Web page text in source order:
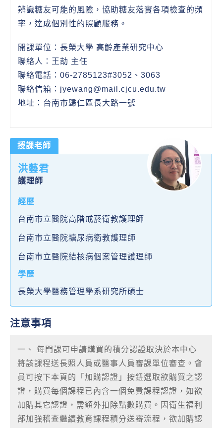
辨識糖友可能的風險，協助糖友落實各項檢查的頻
率，達成個別性的照顧服務。
開課單位：長榮大學 高齡產業研究中心
聯絡人：王劼 主任
聯絡電話：06-2785123#3052、3063
聯絡信箱：jyewang@mail.cjcu.edu.tw
地址：台南市歸仁區長大路一號
授課老師
洪藝君
護理師
經歷
台南市立醫院高階戒菸衛教護理師
台南市立醫院糖尿病衛教護理師
台南市立醫院結核病個案管理護理師
學歷
長榮大學醫務管理學系研究所碩士
注意事項
一、 每門課可申請購買的積分認證取決於本中心
將該課程送長照人員或醫事人員審課單位審查。會
員可按下本頁的「加購認證」按鈕選取欲購買之認
證，購買每個課程已內含一個免費課程認證，如欲
加購其它認證，需額外扣除點數購買。因衛生福利
部加強稽查繼續教育課程積分送審流程，欲加購認